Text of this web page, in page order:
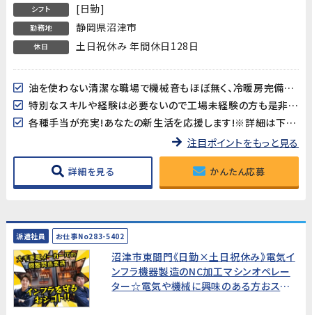
シフト [日勤]
勤務地 静岡県沼津市
休日 土日祝休み 年間休日128日
油を使わない清潔な職場で機械音もほぼ無く、冷暖房完備で作業しやすい環境です♪
特別なスキルや経験は必要ないので工場未経験の方も是非チャレンジしてみてください！
各種手当が充実!あなたの新生活を応援します!※詳細は下記キャンペーン情報欄を御確認下さい。
注目ポイントをもっと見る
詳細を見る かんたん応募
派遣社員 お仕事No283-5402
沼津市東間門《日勤×土日祝休み》電気イ
ンフラ機器製造のNC加工マシンオペレー
ター☆電気や機械に興味のある方おスス